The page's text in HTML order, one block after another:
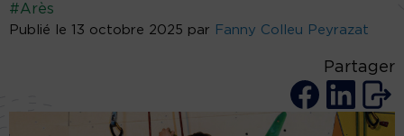
#Arès
Publié le 13 octobre 2025 par Fanny Colleu Peyrazat
Partager